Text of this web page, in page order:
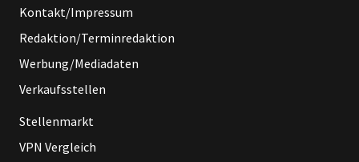
Kontakt/Impressum
Redaktion/Terminredaktion
Werbung/Mediadaten
Verkaufsstellen
Stellenmarkt
VPN Vergleich